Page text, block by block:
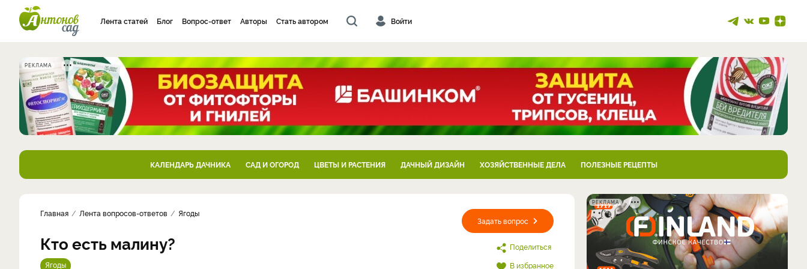
Лента статей Блог Вопрос-ответ Авторы Стать автором Войти
РЕКЛАМА
КАЛЕНДАРЬ ДАЧНИКА САД И ОГОРОД ЦВЕТЫ И РАСТЕНИЯ ДАЧНЫЙ ДИЗАЙН ХОЗЯЙСТВЕННЫЕ ДЕЛА ПОЛЕЗНЫЕ РЕЦЕПТЫ
Задать вопрос
Поделиться
В избранное
Главная Лента вопросов-ответов Ягоды
Кто есть малину?
Ягоды
РЕКЛАМА